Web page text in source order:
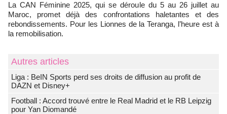
La CAN Féminine 2025, qui se déroule du 5 au 26 juillet au
Maroc, promet déjà des confrontations haletantes et des
rebondissements. Pour les Lionnes de la Teranga, l’heure est à
la remobilisation.
Autres articles
Liga : BeIN Sports perd ses droits de diffusion au profit de
DAZN et Disney+
Football : Accord trouvé entre le Real Madrid et le RB Leipzig
pour Yan Diomandé